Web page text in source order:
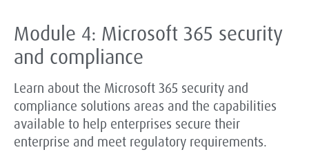
Module 4: Microsoft 365 security
and compliance
Learn about the Microsoft 365 security and
compliance solutions areas and the capabilities
available to help enterprises secure their
enterprise and meet regulatory requirements.